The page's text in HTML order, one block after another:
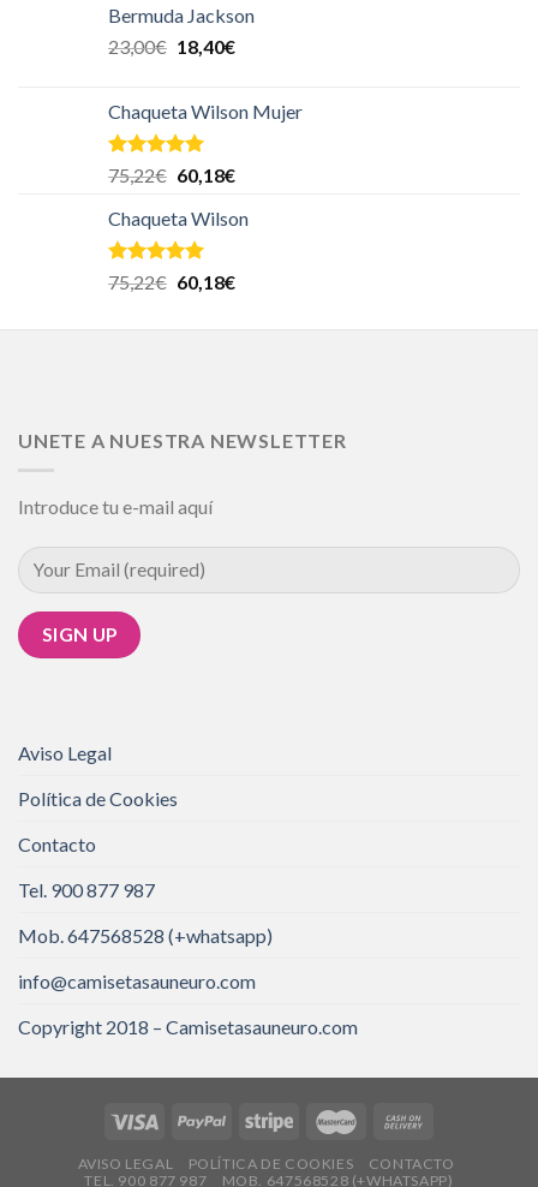
Bermuda Jackson
23,00€ 18,40€
Chaqueta Wilson Mujer
Valorado en
5.00
75,22€ 60,18€
Chaqueta Wilson
Valorado en
5.00
75,22€ 60,18€
UNETE A NUESTRA NEWSLETTER
Introduce tu e-mail aquí
Aviso Legal
Política de Cookies
Contacto
Tel. 900 877 987
Mob. 647568528 (+whatsapp)
info@camisetasauneuro.com
Copyright 2018 – Camisetasauneuro.com
AVISO LEGAL POLÍTICA DE COOKIES
CONTACTO
TEL. 900 877 987
MOB. 647568528 (+WHATSAPP)